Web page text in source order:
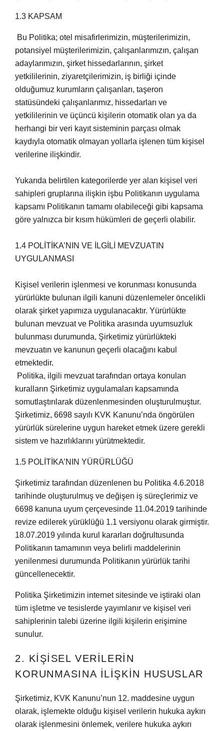
1.3 KAPSAM
Bu Politika; otel misafirlerimizin, müşterilerimizin,
potansiyel müşterilerimizin, çalışanlarımızın, çalışan
adaylarımızın, şirket hissedarlarının, şirket
yetkililerinin, ziyaretçilerimizin, iş birliği içinde
olduğumuz kurumların çalışanları, taşeron
statüsündeki çalışanlarımız, hissedarları ve
yetkililerinin ve üçüncü kişilerin otomatik olan ya da
herhangi bir veri kayıt sisteminin parçası olmak
kaydıyla otomatik olmayan yollarla işlenen tüm kişisel
verilerine ilişkindir.
Yukarıda belirtilen kategorilerde yer alan kişisel veri
sahipleri gruplarına ilişkin işbu Politikanın uygulama
kapsamı Politikanın tamamı olabileceği gibi kapsama
göre yalnızca bir kısım hükümleri de geçerli olabilir.
1.4 POLİTİKA’NIN VE İLGİLİ MEVZUATIN
UYGULANMASI
Kişisel verilerin işlenmesi ve korunması konusunda
yürürlükte bulunan ilgili kanuni düzenlemeler öncelikli
olarak şirket yapımıza uygulanacaktır. Yürürlükte
bulunan mevzuat ve Politika arasında uyumsuzluk
bulunması durumunda, Şirketimiz yürürlükteki
mevzuatın ve kanunun geçerli olacağını kabul
etmektedir.
Politika, ilgili mevzuat tarafından ortaya konulan
kuralların Şirketimiz uygulamaları kapsamında
somutlaştırılarak düzenlenmesinden oluşturulmuştur.
Şirketimiz, 6698 sayılı KVK Kanunu’nda öngörülen
yürürlük sürelerine uygun hareket etmek üzere gerekli
sistem ve hazırlıklarını yürütmektedir.
1.5 POLİTİKA’NIN YÜRÜRLÜĞÜ
Şirketimiz tarafından düzenlenen bu Politika 4.6.2018
tarihinde oluşturulmuş ve değişen iş süreçlerimiz ve
6698 kanuna uyum çerçevesinde 11.04.2019 tarihinde
revize edilerek yürüklüğü 1.1 versiyonu olarak girmiştir.
18.07.2019 yılında kurul kararları doğrultusunda
Politikanın tamamının veya belirli maddelerinin
yenilenmesi durumunda Politikanın yürürlük tarihi
güncellenecektir.
Politika Şirketimizin internet sitesinde ve iştiraki olan
tüm işletme ve tesislerde yayımlanır ve kişisel veri
sahiplerinin talebi üzerine ilgili kişilerin erişimine
sunulur.
2. KİŞİSEL VERİLERİN
KORUNMASINA İLİŞKİN HUSUSLAR
Şirketimiz, KVK Kanunu’nun 12. maddesine uygun
olarak, işlemekte olduğu kişisel verilerin hukuka aykırı
olarak işlenmesini önlemek, verilere hukuka aykırı